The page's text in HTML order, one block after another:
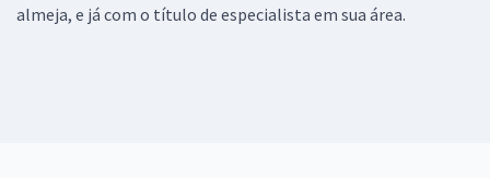
almeja, e já com o título de especialista em sua área.